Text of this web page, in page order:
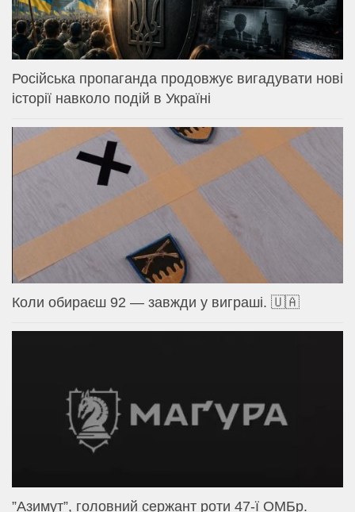
Російська пропаганда продовжує вигадувати нові
історії навколо подій в Україні
Коли обираєш 92 — завжди у виграші. 🇺🇦
⁨”Азимут”, головний сержант роти 47-ї ОМБр.